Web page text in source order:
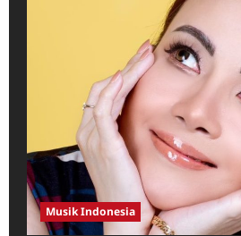
Musik Indonesia